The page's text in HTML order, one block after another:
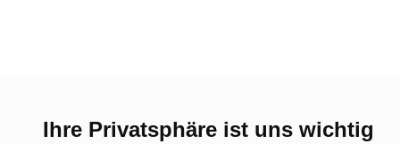
Ihre Privatsphäre ist uns wichtig